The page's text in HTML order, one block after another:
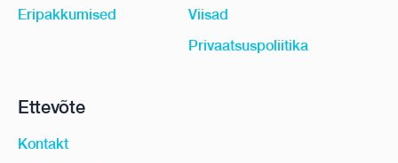
Eripakkumised
Viisad
Privaatsuspoliitika
Ettevõte
Kontakt